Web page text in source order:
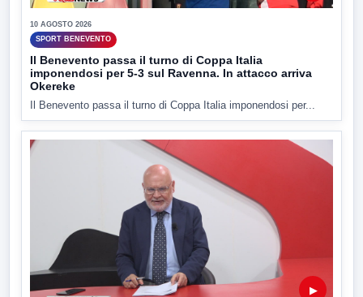
10 AGOSTO 2026
SPORT BENEVENTO
Il Benevento passa il turno di Coppa Italia
imponendosi per 5-3 sul Ravenna. In attacco arriva
Okereke
Il Benevento passa il turno di Coppa Italia imponendosi per...
▶